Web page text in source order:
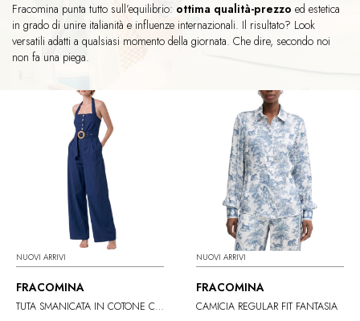
Fracomina punta tutto sull’equilibrio: ottima qualità-prezzo ed estetica
in grado di unire italianità e influenze internazionali. Il risultato? Look
versatili adatti a qualsiasi momento della giornata. Che dire, secondo noi
non fa una piega.
NUOVI ARRIVI
FRACOMINA
TUTA SMANICATA IN COTONE CON SCOLLO QUADRATO
NUOVI ARRIVI
FRACOMINA
CAMICIA REGULAR FIT FANTASIA